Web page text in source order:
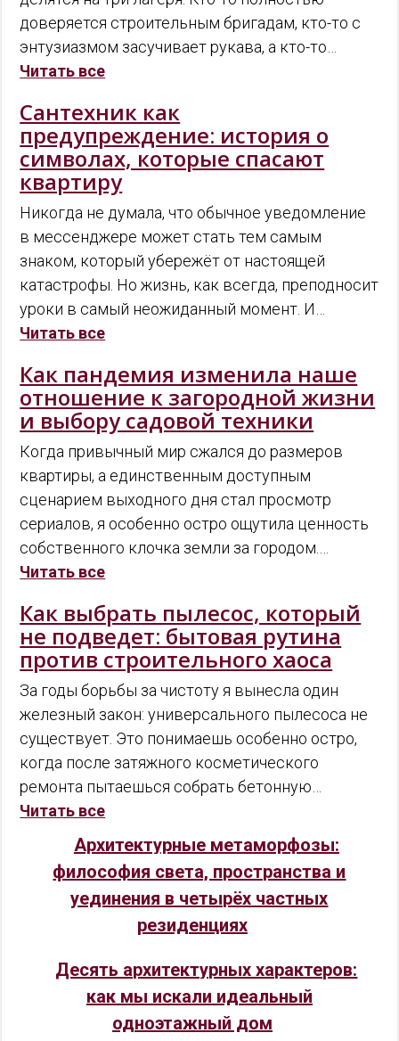
доверяется строительным бригадам, кто-то с
энтузиазмом засучивает рукава, а кто-то…
Читать все
Сантехник как
предупреждение: история о
символах, которые спасают
квартиру
Никогда не думала, что обычное уведомление
в мессенджере может стать тем самым
знаком, который убережёт от настоящей
катастрофы. Но жизнь, как всегда, преподносит
уроки в самый неожиданный момент. И…
Читать все
Как пандемия изменила наше
отношение к загородной жизни
и выбору садовой техники
Когда привычный мир сжался до размеров
квартиры, а единственным доступным
сценарием выходного дня стал просмотр
сериалов, я особенно остро ощутила ценность
собственного клочка земли за городом.…
Читать все
Как выбрать пылесос, который
не подведет: бытовая рутина
против строительного хаоса
За годы борьбы за чистоту я вынесла один
железный закон: универсального пылесоса не
существует. Это понимаешь особенно остро,
когда после затяжного косметического
ремонта пытаешься собрать бетонную…
Читать все
Архитектурные метаморфозы:
философия света, пространства и
уединения в четырёх частных
резиденциях
Десять архитектурных характеров:
как мы искали идеальный
одноэтажный дом